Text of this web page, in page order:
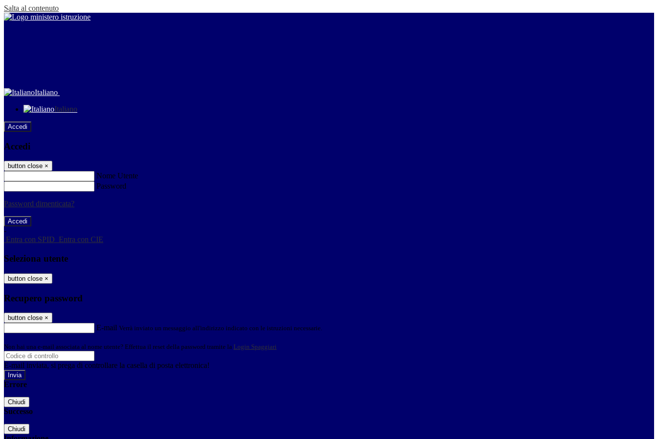
Salta al contenuto
Italiano
Italiano
Accedi
Accedi
button close ×
Nome Utente
Password
Password dimenticata?
-
Entra con SPID Entra con CIE
Seleziona utente
button close ×
Recupero password
button close ×
E-mail Verrà inviato un messaggio all'indirizzo indicato con le istruzioni necessarie.
Non hai una e-mail associata al nome utente? Effettua il reset della password tramite la Login Spaggiari
E-mail inviata, si prega di controllare la casella di posta elettronica!
Errore
Chiudi
Successo
Chiudi